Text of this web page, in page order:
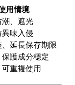
用情境
、遮光
味入侵
延長保存期限
護成分穩定
重複使用